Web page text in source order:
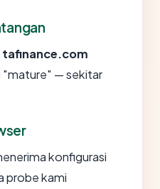
tafinance.com
"mature" — sekitar
konfigurasi
probe kami